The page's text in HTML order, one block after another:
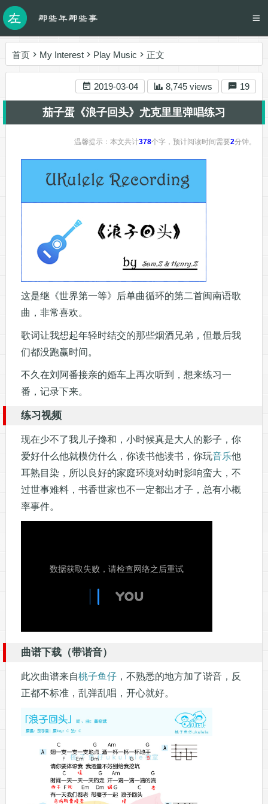
首页 My Interest Play Music 正文
2019-03-04 8,745 views 19
茄子蛋《浪子回头》尤克里里弹唱练习
温馨提示：本文共计378个字，预计阅读时间需要2分钟。
这是继《世界第一等》后单曲循环的第二首闽南语歌
曲，非常喜欢。
歌词让我想起年轻时结交的那些烟酒兄弟，但最后我
们都没跑赢时间。
不久在刘阿番接亲的婚车上再次听到，想来练习一
番，记录下来。
练习视频
现在少不了我儿子搀和，小时候真是大人的影子，你
爱好什么他就模仿什么，你读书他读书，你玩音乐他
耳熟目染，所以良好的家庭环境对幼时影响蛮大，不
过世事难料，书香世家也不一定都出才子，总有小概
率事件。
曲谱下载（带谐音）
此次曲谱来自桃子鱼仔，不熟悉的地方加了谐音，反
正都不标准，乱弹乱唱，开心就好。